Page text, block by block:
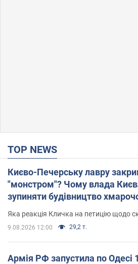
TOP NEWS
Києво-Печерську лавру
"монстром"? Чому влада
зупиняти будівництво
вірянина"
Яка реакція Кличка на петицію щодо
9.08.2026 12:00 29,2 т.
Армія РФ запустила по Одесі